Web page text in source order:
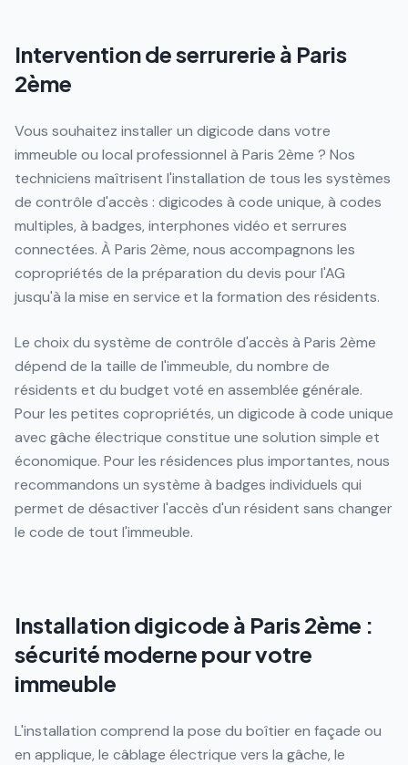
Intervention de serrurerie à Paris
2ème
Vous souhaitez installer un digicode dans votre
immeuble ou local professionnel à Paris 2ème ? Nos
techniciens maîtrisent l'installation de tous les systèmes
de contrôle d'accès : digicodes à code unique, à codes
multiples, à badges, interphones vidéo et serrures
connectées. À Paris 2ème, nous accompagnons les
copropriétés de la préparation du devis pour l'AG
jusqu'à la mise en service et la formation des résidents.
Le choix du système de contrôle d'accès à Paris 2ème
dépend de la taille de l'immeuble, du nombre de
résidents et du budget voté en assemblée générale.
Pour les petites copropriétés, un digicode à code unique
avec gâche électrique constitue une solution simple et
économique. Pour les résidences plus importantes, nous
recommandons un système à badges individuels qui
permet de désactiver l'accès d'un résident sans changer
le code de tout l'immeuble.
Installation digicode à Paris 2ème :
sécurité moderne pour votre
immeuble
L'installation comprend la pose du boîtier en façade ou
en applique, le câblage électrique vers la gâche, le